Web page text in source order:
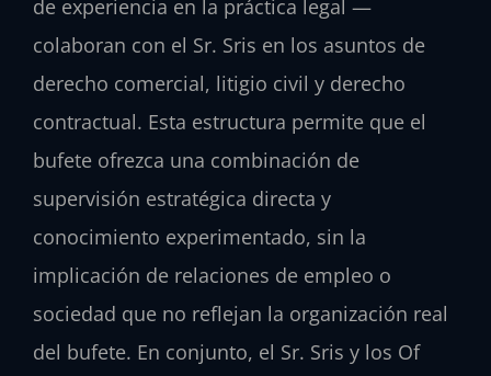
de experiencia en la práctica legal —
colaboran con el Sr. Sris en los asuntos de
derecho comercial, litigio civil y derecho
contractual. Esta estructura permite que el
bufete ofrezca una combinación de
supervisión estratégica directa y
conocimiento experimentado, sin la
implicación de relaciones de empleo o
sociedad que no reflejan la organización real
del bufete. En conjunto, el Sr. Sris y los Of